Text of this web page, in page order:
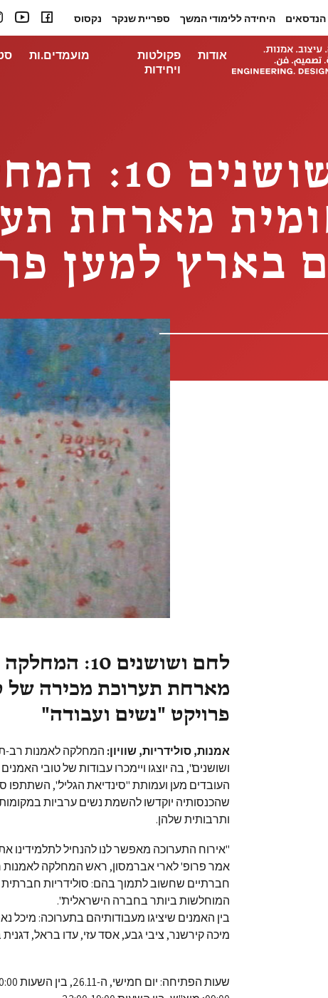
היחידה ללימודי המשך ספריית שנקר נקסוס
אודות
פקולטות
ויחידות
מועמדים.ות
לחם
מארחת
בארץ למען
לחם ושושנים
מארחת תערוכת מכירה של
פרויקט "נשים ועבודה"
אמנות, סולידריות, שוויון: המחלקה לאמנות רב-
ושושנים", בה יוצגו ויימכרו עבודות של טובי
העובדים מען ועמותת "סינדיאת הגליל",
שהכנסותיה יוקדשו להשמת נשים ערביות
ותרבותית שלהן.
"אירוח התערוכה מאפשר לנו להנחיל
אמר פרופ' לארי אברמסון, ראש המחלקה לאמנות
חברתיים שחשוב לתמוך בהם: סולידריות חברתית
המוחלשות ביותר בחברה הישראלית".
בין האמנים שיציגו מעבודותיהם בתערוכה: מיכל
מיכה קירשנר, ציבי גבע, אסד עזי, עדו בראל,